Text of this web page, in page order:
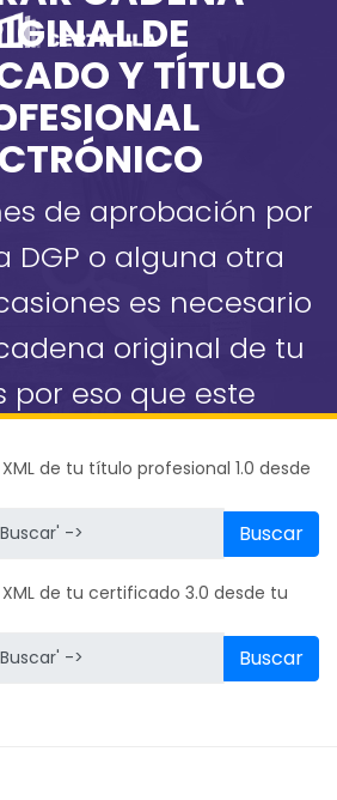
DE
Y TÍTULO
de aprobación por
DGP o alguna otra
es necesario
original de tu
por eso que este
libremente.
de tu título profesional 1.0 desde
Buscar
de tu certificado 3.0 desde tu
Buscar